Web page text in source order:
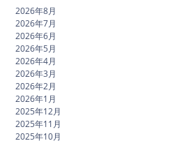
2026年8月
2026年7月
2026年6月
2026年5月
2026年4月
2026年3月
2026年2月
2026年1月
2025年12月
2025年11月
2025年10月